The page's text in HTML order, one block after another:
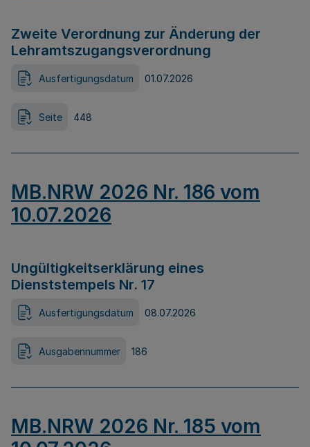
Zweite Verordnung zur Änderung der
Lehramtszugangsverordnung
Ausfertigungsdatum 01.07.2026
Seite 448
MB.NRW 2026 Nr. 186 vom
10.07.2026
Ungültigkeitserklärung eines
Dienststempels Nr. 17
Ausfertigungsdatum 08.07.2026
Ausgabennummer 186
MB.NRW 2026 Nr. 185 vom